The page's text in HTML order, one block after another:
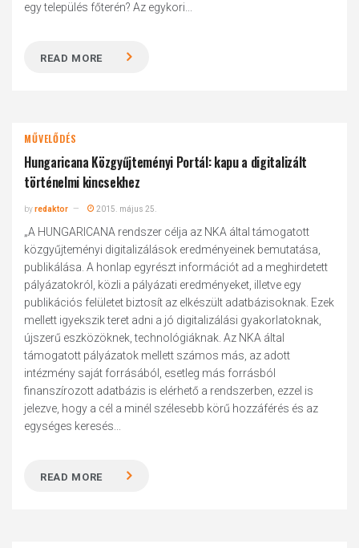
egy település főterén? Az egykori...
READ MORE
MŰVELŐDÉS
Hungaricana Közgyűjteményi Portál: kapu a digitalizált
történelmi kincsekhez
byredaktor 2015. május 25.
„A HUNGARICANA rendszer célja az NKA által támogatott
közgyűjteményi digitalizálások eredményeinek bemutatása,
publikálása. A honlap egyrészt információt ad a meghirdetett
pályázatokról, közli a pályázati eredményeket, illetve egy
publikációs felületet biztosít az elkészült adatbázisoknak. Ezek
mellett igyekszik teret adni a jó digitalizálási gyakorlatoknak,
újszerű eszközöknek, technológiáknak. Az NKA által
támogatott pályázatok mellett számos más, az adott
intézmény saját forrásából, esetleg más forrásból
finanszírozott adatbázis is elérhető a rendszerben, ezzel is
jelezve, hogy a cél a minél szélesebb körű hozzáférés és az
egységes keresés...
READ MORE